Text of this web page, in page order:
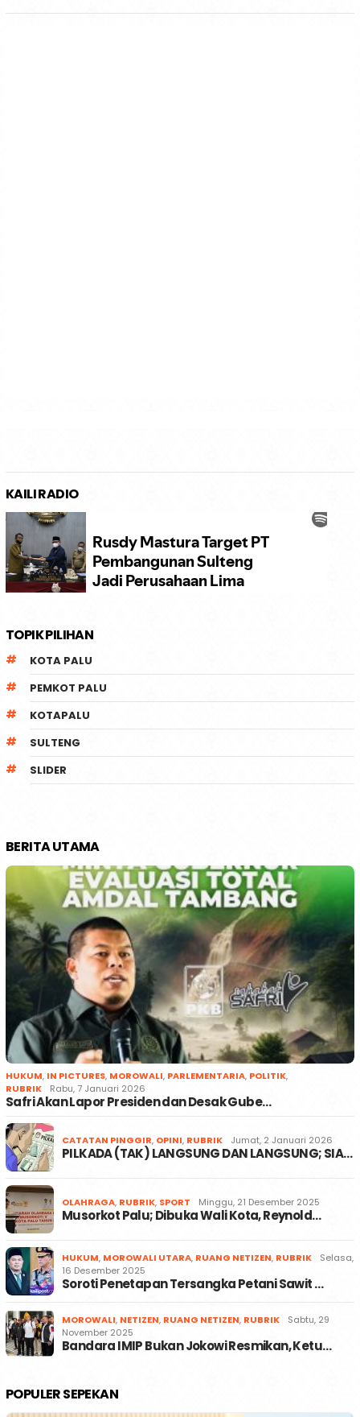
KAILI RADIO
TOPIK PILIHAN
KOTA PALU
PEMKOT PALU
KOTAPALU
SULTENG
SLIDER
BERITA UTAMA
HUKUM, IN PICTURES, MOROWALI, PARLEMENTARIA, POLITIK,
RUBRIK
Rabu, 7 Januari 2026
Safri Akan Lapor Presiden dan Desak Gube…
CATATAN PINGGIR, OPINI, RUBRIK Jumat, 2 Januari 2026
PILKADA (TAK) LANGSUNG DAN LANGSUNG; SIA…
OLAHRAGA, RUBRIK, SPORT Minggu, 21 Desember 2025
Musorkot Palu; Dibuka Wali Kota, Reynold…
HUKUM, MOROWALI UTARA, RUANG NETIZEN, RUBRIK
Selasa,
16 Desember 2025
Soroti Penetapan Tersangka Petani Sawit …
MOROWALI, NETIZEN, RUANG NETIZEN, RUBRIK
Sabtu, 29
November 2025
Bandara IMIP Bukan Jokowi Resmikan, Ketu…
POPULER SEPEKAN